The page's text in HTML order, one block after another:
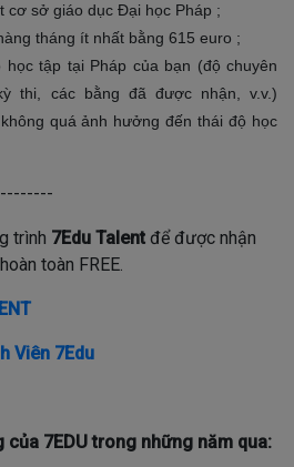
cơ sở giáo dục Đại học Pháp ;
tháng ít nhất bằng 615 euro ;
học tập tại Pháp của bạn (độ chuyên
thi, các bằng đã được nhận, v.v.)
quá ảnh hưởng đến thái độ học
trình 7Edu Talent để được nhận
toàn FREE.
Viên 7Edu
7EDU trong những năm qua: